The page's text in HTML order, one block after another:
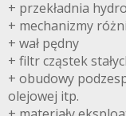
+ przekładnia
+ mechanizmy
+ wał pędny
+ filtr cząstek
+ obudowy
olejowej itp.